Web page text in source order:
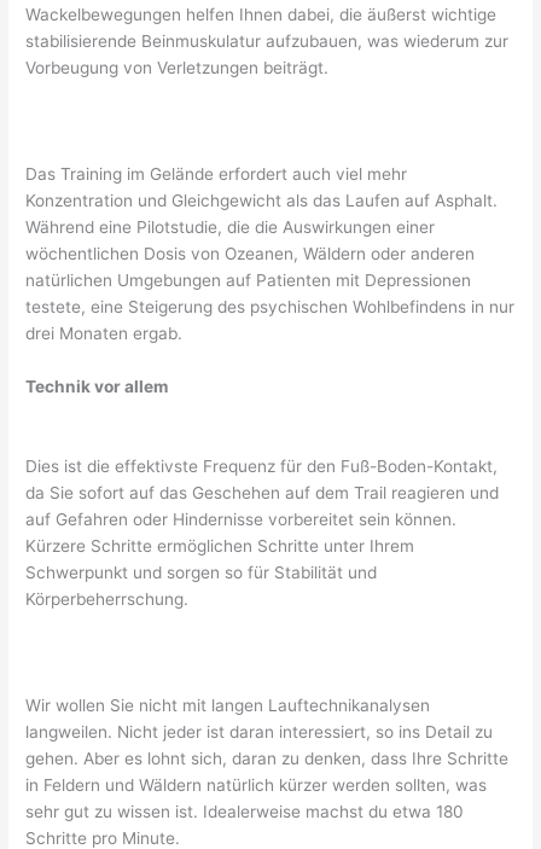
Wackelbewegungen helfen Ihnen dabei, die äußerst wichtige
stabilisierende Beinmuskulatur aufzubauen, was wiederum zur
Vorbeugung von Verletzungen beiträgt.
Das Training im Gelände erfordert auch viel mehr
Konzentration und Gleichgewicht als das Laufen auf Asphalt.
Während eine Pilotstudie, die die Auswirkungen einer
wöchentlichen Dosis von Ozeanen, Wäldern oder anderen
natürlichen Umgebungen auf Patienten mit Depressionen
testete, eine Steigerung des psychischen Wohlbefindens in nur
drei Monaten ergab.
Technik vor allem
Dies ist die effektivste Frequenz für den Fuß-Boden-Kontakt,
da Sie sofort auf das Geschehen auf dem Trail reagieren und
auf Gefahren oder Hindernisse vorbereitet sein können.
Kürzere Schritte ermöglichen Schritte unter Ihrem
Schwerpunkt und sorgen so für Stabilität und
Körperbeherrschung.
Wir wollen Sie nicht mit langen Lauftechnikanalysen
langweilen. Nicht jeder ist daran interessiert, so ins Detail zu
gehen. Aber es lohnt sich, daran zu denken, dass Ihre Schritte
in Feldern und Wäldern natürlich kürzer werden sollten, was
sehr gut zu wissen ist. Idealerweise machst du etwa 180
Schritte pro Minute.